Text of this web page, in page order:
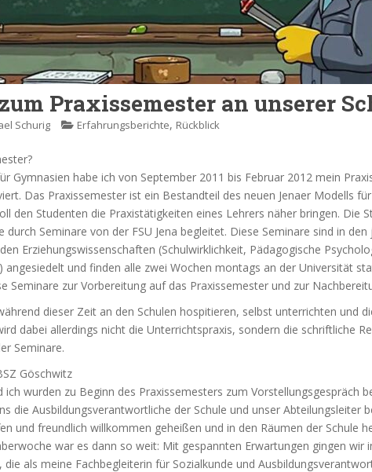
Praxissemester an unserer
Schurig Erfahrungsberichte, Rückblick
Gymnasien habe ich von September 2011 bis Februar 2012 mein
Das Praxissemester ist ein Bestandteil des neuen Jenaer Modells
den Studenten die Praxistätigkeiten eines Lehrers näher bringen. Die
durch Seminare von der FSU Jena begleitet. Diese Seminare sind in den
Erziehungswissenschaften (Schulwirklichkeit, Pädagogische
angesiedelt und finden alle zwei Wochen montags an der Universität
Seminare zur Vorbereitung auf das Praxissemester und zur
dieser Zeit an den Schulen hospitieren, selbst unterrichten und
dabei allerdings nicht die Unterrichtspraxis, sondern die schriftliche
Seminare.
Göschwitz
wurden zu Beginn des Praxissemesters zum Vorstellungsgespräch
die Ausbildungsverantwortliche der Schule und unser Abteilungsleiter
und freundlich willkommen geheißen und in den Räumen der Schule
war es dann so weit: Mit gespannten Erwartungen gingen wir
die als meine Fachbegleiterin für Sozialkunde und